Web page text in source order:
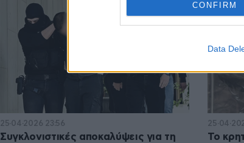
CONFIRM
Data
25·04·2026 23:56
Συγκλονιστικές αποκαλύψεις για τη
Το